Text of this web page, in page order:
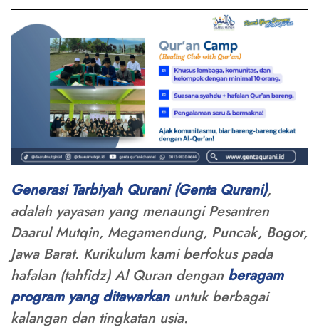
Generasi Tarbiyah Qurani (Genta Qurani),
adalah yayasan yang menaungi Pesantren
Daarul Mutqin, Megamendung, Puncak, Bogor,
Jawa Barat. Kurikulum kami berfokus pada
hafalan (tahfidz) Al Quran dengan beragam
program yang ditawarkanuntuk berbagai
kalangan dan tingkatan usia.